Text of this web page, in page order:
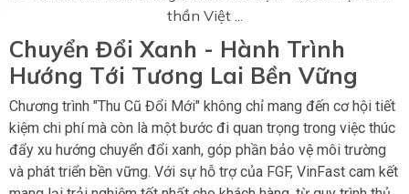
Chuyển Đổi Xanh - Hành Trình
Hướng Tới Tương Lai Bền Vững
Chương trình "Thu Cũ Đổi Mới" không chỉ mang đến cơ hội tiết
kiệm chi phí mà còn là một bước đi quan trọng trong việc thúc
đẩy xu hướng chuyển đổi xanh, góp phần bảo vệ môi trường
và phát triển bền vững. Với sự hỗ trợ của FGF, VinFast cam kết